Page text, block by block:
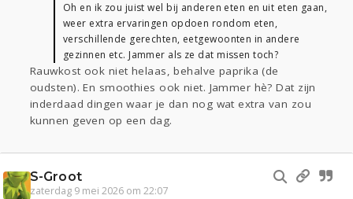
Oh en ik zou juist wel bij anderen eten en uit eten gaan,
weer extra ervaringen opdoen rondom eten,
verschillende gerechten, eetgewoonten in andere
gezinnen etc. Jammer als ze dat missen toch?
Rauwkost ook niet helaas, behalve paprika (de
oudsten). En smoothies ook niet. Jammer hè? Dat zijn
inderdaad dingen waar je dan nog wat extra van zou
kunnen geven op een dag.
S-Groot
zaterdag 9 mei 2026 om 22:07